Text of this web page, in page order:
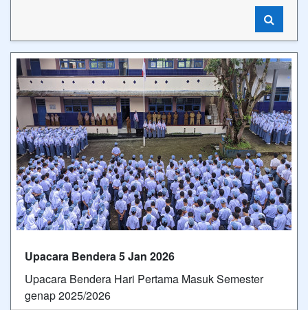
Upacara Bendera 5 Jan 2026
Upacara Bendera Hari Pertama Masuk Semester
genap 2025/2026